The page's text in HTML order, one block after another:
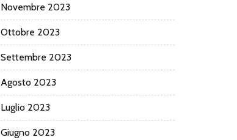
Novembre 2023
Ottobre 2023
Settembre 2023
Agosto 2023
Luglio 2023
Giugno 2023